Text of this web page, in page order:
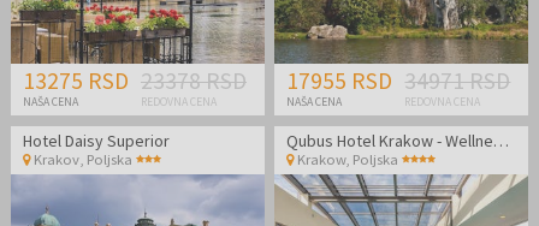
13275 RSD
NAŠA CENA
23378 RSD
REDOVNA CENA
17955 RSD
NAŠA CENA
34971 RSD
REDOVNA CENA
Hotel Daisy Superior
Krakov, Poljska
Qubus Hotel Krakow - Wellness odmor u srcu Poljske
Krakow, Poljska